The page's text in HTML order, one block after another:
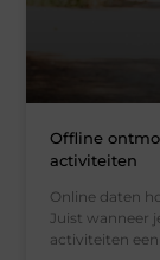
Offline
activiteiten
Online daten
Juist wanneer
activiteiten een